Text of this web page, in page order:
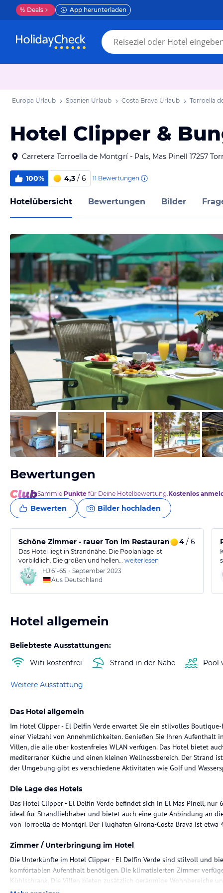
% Deals App herunterladen
Europa Urlaub Spanien Urlaub Costa Brava Urlaub Torroella
Hotel Clipper &
Carretera Torroella de Montgrí - Pals, Mas Pinell 17257
100% 4,3 / 6 11 Bewertungen
Hotelübersicht Bewertungen Bilder
von Expedia
Bewertungen
Sammle Punkte für Deine Hotelbewertung.Kostenlos
Bewerten Bilder hochladen
Schöne Zimmer - rauer Ton im Restaurant 4 / 6
Das Hotel liegt in Strandnähe. Die Poolanlage ist
vorbildlich. Die großen und hellen… weiterlesen
HJ 61-65 • September 2023
Aus Deutschland
Hotel allgemein
Beliebteste Ausstattungen:
Wifi kostenfrei
Strand in der Nähe Pool
Weitere Ausstattung
Das Hotel allgemein
Im Hotel Clipper - El Delfín Verde erwartet Sie ein stilvolles
einer Vielzahl von Annehmlichkeiten. Genießen Sie Ihren
Villen, die alle über kostenfreies WLAN verfügen. Das Hotel bietet
mediterraner Küche und einen kleinen Wellnessbereich. Der Strand
der Umgebung gibt es verschiedene Aktivitäten wie Golf und
Die Lage des Hotels
Das Hotel Clipper - El Delfín Verde befindet sich in El Mas Pinell, nur
ideal für Strandliebhaber und bietet auch eine gute Anbindung an
von Torroella de Montgrí. Der Flughafen Girona-Costa Brava ist etwa
Zimmer / Unterbringung im Hotel
Die Unterkünfte im Hotel Clipper - El Delfín Verde sind stilvoll und
komfortablen Aufenthalt benötigen. Die klimatisierten Zimmer
Kühlschrank. Die Villen bieten zusätzlich geräumige Wohnbereiche
Zimmern verfügbar.